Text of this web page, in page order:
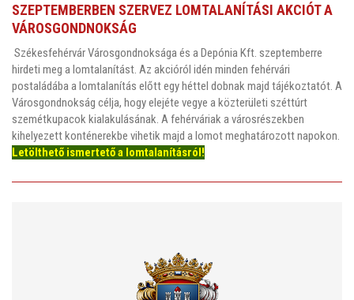
SZEPTEMBERBEN SZERVEZ LOMTALANÍTÁSI AKCIÓT A
VÁROSGONDNOKSÁG
Székesfehérvár Városgondnoksága és a Depónia Kft. szeptemberre
hirdeti meg a lomtalanítást. Az akcióról idén minden fehérvári
postaládába a lomtalanítás előtt egy héttel dobnak majd tájékoztatót. A
Városgondnokság célja, hogy elejéte vegye a közterületi széttúrt
szemétkupacok kialakulásának. A fehérváriak a városrészekben
kihelyezett konténerekbe vihetik majd a lomot meghatározott napokon.
Letölthető ismertető a lomtalanításról!